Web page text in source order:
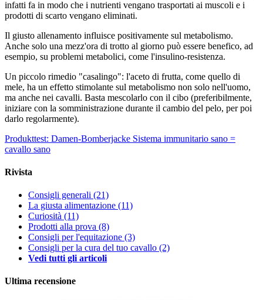
infatti fa in modo che i nutrienti vengano trasportati ai muscoli e i
prodotti di scarto vengano eliminati.
Il giusto allenamento influisce positivamente sul metabolismo.
Anche solo una mezz'ora di trotto al giorno può essere benefico, ad
esempio, su problemi metabolici, come l'insulino-resistenza.
Un piccolo rimedio "casalingo": l'aceto di frutta, come quello di
mele, ha un effetto stimolante sul metabolismo non solo nell'uomo,
ma anche nei cavalli. Basta mescolarlo con il cibo (preferibilmente,
iniziare con la somministrazione durante il cambio del pelo, per poi
darlo regolarmente).
Produkttest: Damen-Bomberjacke Sistema immunitario sano =
cavallo sano
Rivista
Consigli generali (21)
La giusta alimentazione (11)
Curiosità (11)
Prodotti alla prova (8)
Consigli per l'equitazione (3)
Consigli per la cura del tuo cavallo (2)
Vedi tutti gli articoli
Ultima recensione